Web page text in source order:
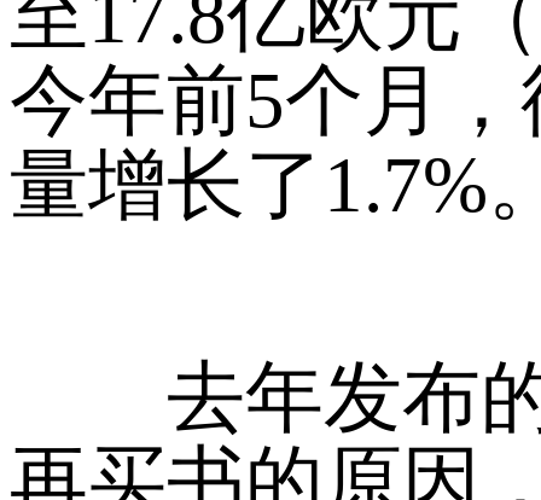
今年前5个月
量增长了1.7%
去年发布的“
再买书的原因